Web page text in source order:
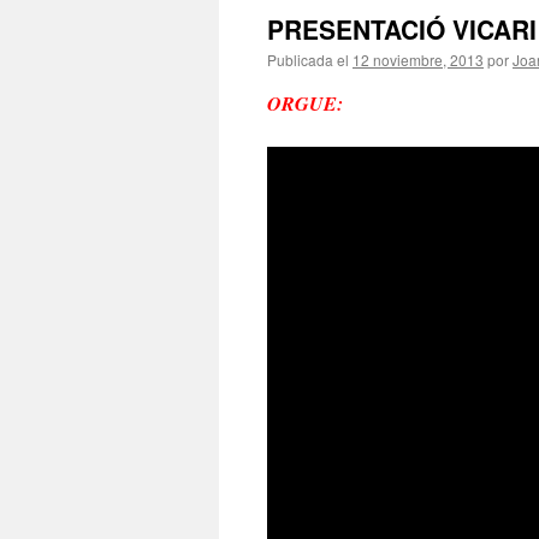
PRESENTACIÓ
Publicada el 12 noviembre, 2013 por
ORGUE: